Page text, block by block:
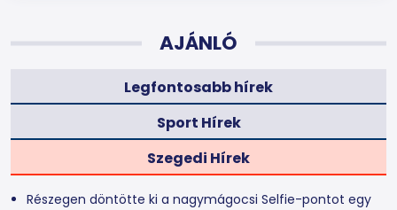
AJÁNLÓ
Legfontosabb hírek
Sport Hírek
Szegedi Hírek
Részegen döntötte ki a nagymágocsi Selfie-pontot egy